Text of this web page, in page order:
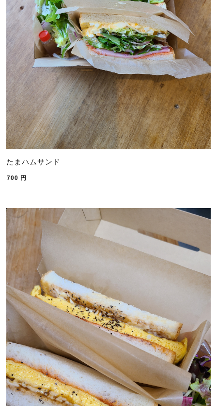
たまハムサンド
700 円